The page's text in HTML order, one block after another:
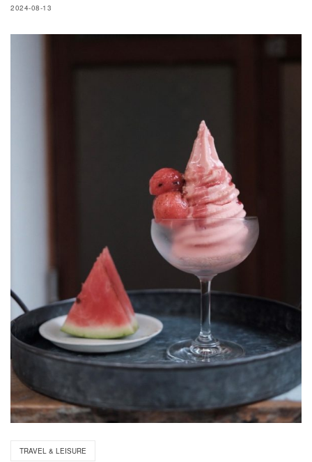
2024-08-13
TRAVEL & LEISURE